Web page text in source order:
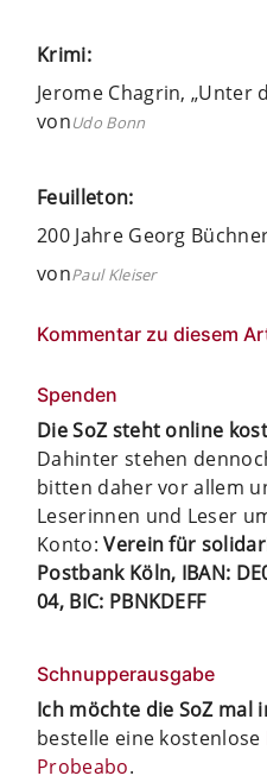
Krimi:
Jerome Chagrin, „Unter
vonUdo Bonn
Feuilleton:
200 Jahre Georg
vonPaul Kleiser
Kommentar zu diesem
Spenden
Die SoZ steht online
Dahinter stehen
bitten daher vor allem
Leserinnen und Leser
Konto:Verein für
Postbank Köln, IBAN:
04, BIC: PBNKDEFF
Schnupperausgabe
Ich möchte die SoZ mal
bestelle eine kostenlose
Probeabo.